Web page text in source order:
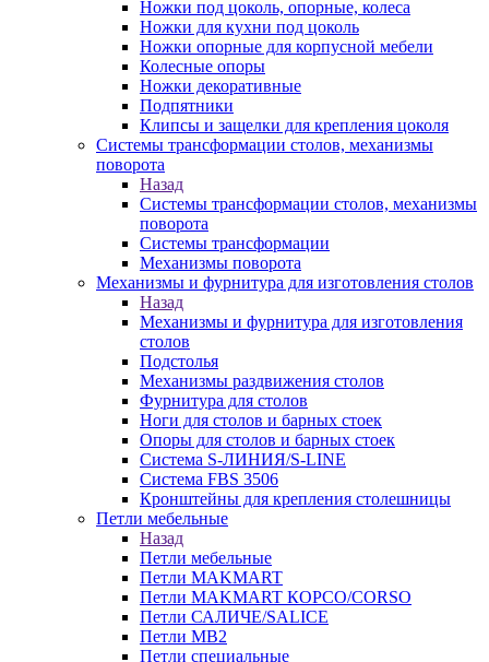
Ножки под цоколь, опорные, колеса
Ножки для кухни под цоколь
Ножки опорные для корпусной мебели
Колесные опоры
Ножки декоративные
Подпятники
Клипсы и защелки для крепления цоколя
Системы трансформации столов, механизмы
поворота
Назад
Системы трансформации столов, механизмы
поворота
Системы трансформации
Механизмы поворота
Механизмы и фурнитура для изготовления столов
Назад
Механизмы и фурнитура для изготовления
столов
Подстолья
Механизмы раздвижения столов
Фурнитура для столов
Ноги для столов и барных стоек
Опоры для столов и барных стоек
Система S-ЛИНИЯ/S-LINE
Система FBS 3506
Кронштейны для крепления столешницы
Петли мебельные
Назад
Петли мебельные
Петли MAKMART
Петли MAKMART КОРСО/CORSO
Петли САЛИЧЕ/SALICE
Петли MB2
Петли специальные